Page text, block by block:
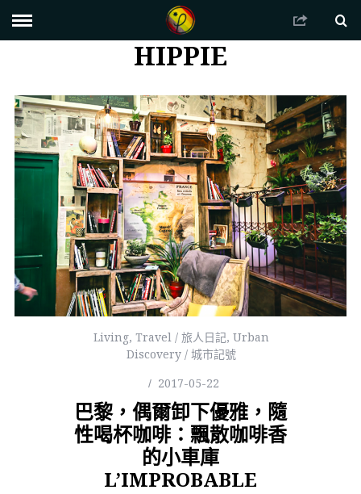
HIPPIE
Living,Travel / 旅人日記,Urban
Discovery / 城市記號
2017-05-22
巴黎，偶爾卸下優雅，隨
性喝杯咖啡：飄散咖啡香
的小車庫
L’IMPROBABLE